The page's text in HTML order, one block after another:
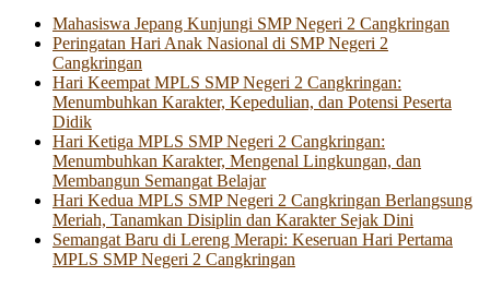
Mahasiswa Jepang Kunjungi SMP Negeri 2 Cangkringan
Peringatan Hari Anak Nasional di SMP Negeri 2
Cangkringan
Hari Keempat MPLS SMP Negeri 2 Cangkringan:
Menumbuhkan Karakter, Kepedulian, dan Potensi Peserta
Didik
Hari Ketiga MPLS SMP Negeri 2 Cangkringan:
Menumbuhkan Karakter, Mengenal Lingkungan, dan
Membangun Semangat Belajar
Hari Kedua MPLS SMP Negeri 2 Cangkringan Berlangsung
Meriah, Tanamkan Disiplin dan Karakter Sejak Dini
Semangat Baru di Lereng Merapi: Keseruan Hari Pertama
MPLS SMP Negeri 2 Cangkringan